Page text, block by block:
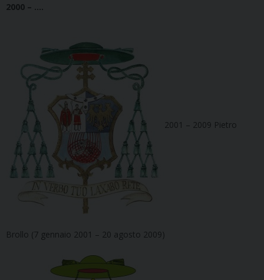
2000 – ….
2001 – 2009 Pietro
Brollo (7 gennaio 2001 – 20 agosto 2009)